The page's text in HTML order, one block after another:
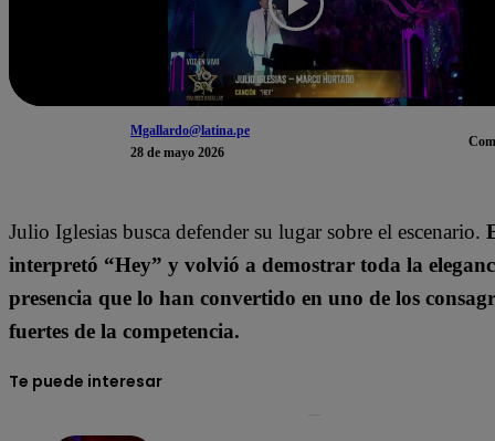
Mgallardo@latina.pe
28 de mayo 2026
Julio Iglesias busca defender su lugar sobre el escenario.
interpretó “Hey” y volvió a demostrar toda la
presencia que lo han convertido en uno de los
fuertes de la competencia.
Te puede interesar